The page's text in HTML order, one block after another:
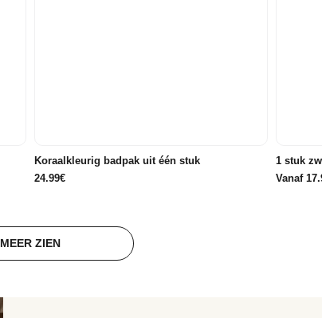
Koraalkleurig badpak uit één stuk
24.99€
1 stuk
Vanaf
MEER ZIEN